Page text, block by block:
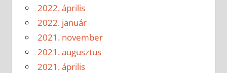
2022. április
2022. január
2021. november
2021. augusztus
2021. április